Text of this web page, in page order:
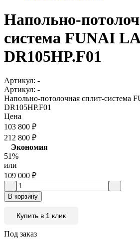
Напольно-
система FUNAI
DR105HP.F01
Артикул: -
Артикул: -
Напольно-потолочная сплит-система
DR105HP.F01
Цена
103 800 ₽
212 800 ₽
Экономия
51%
или
109 000 ₽
В корзину
Купить в 1 клик
Под заказ